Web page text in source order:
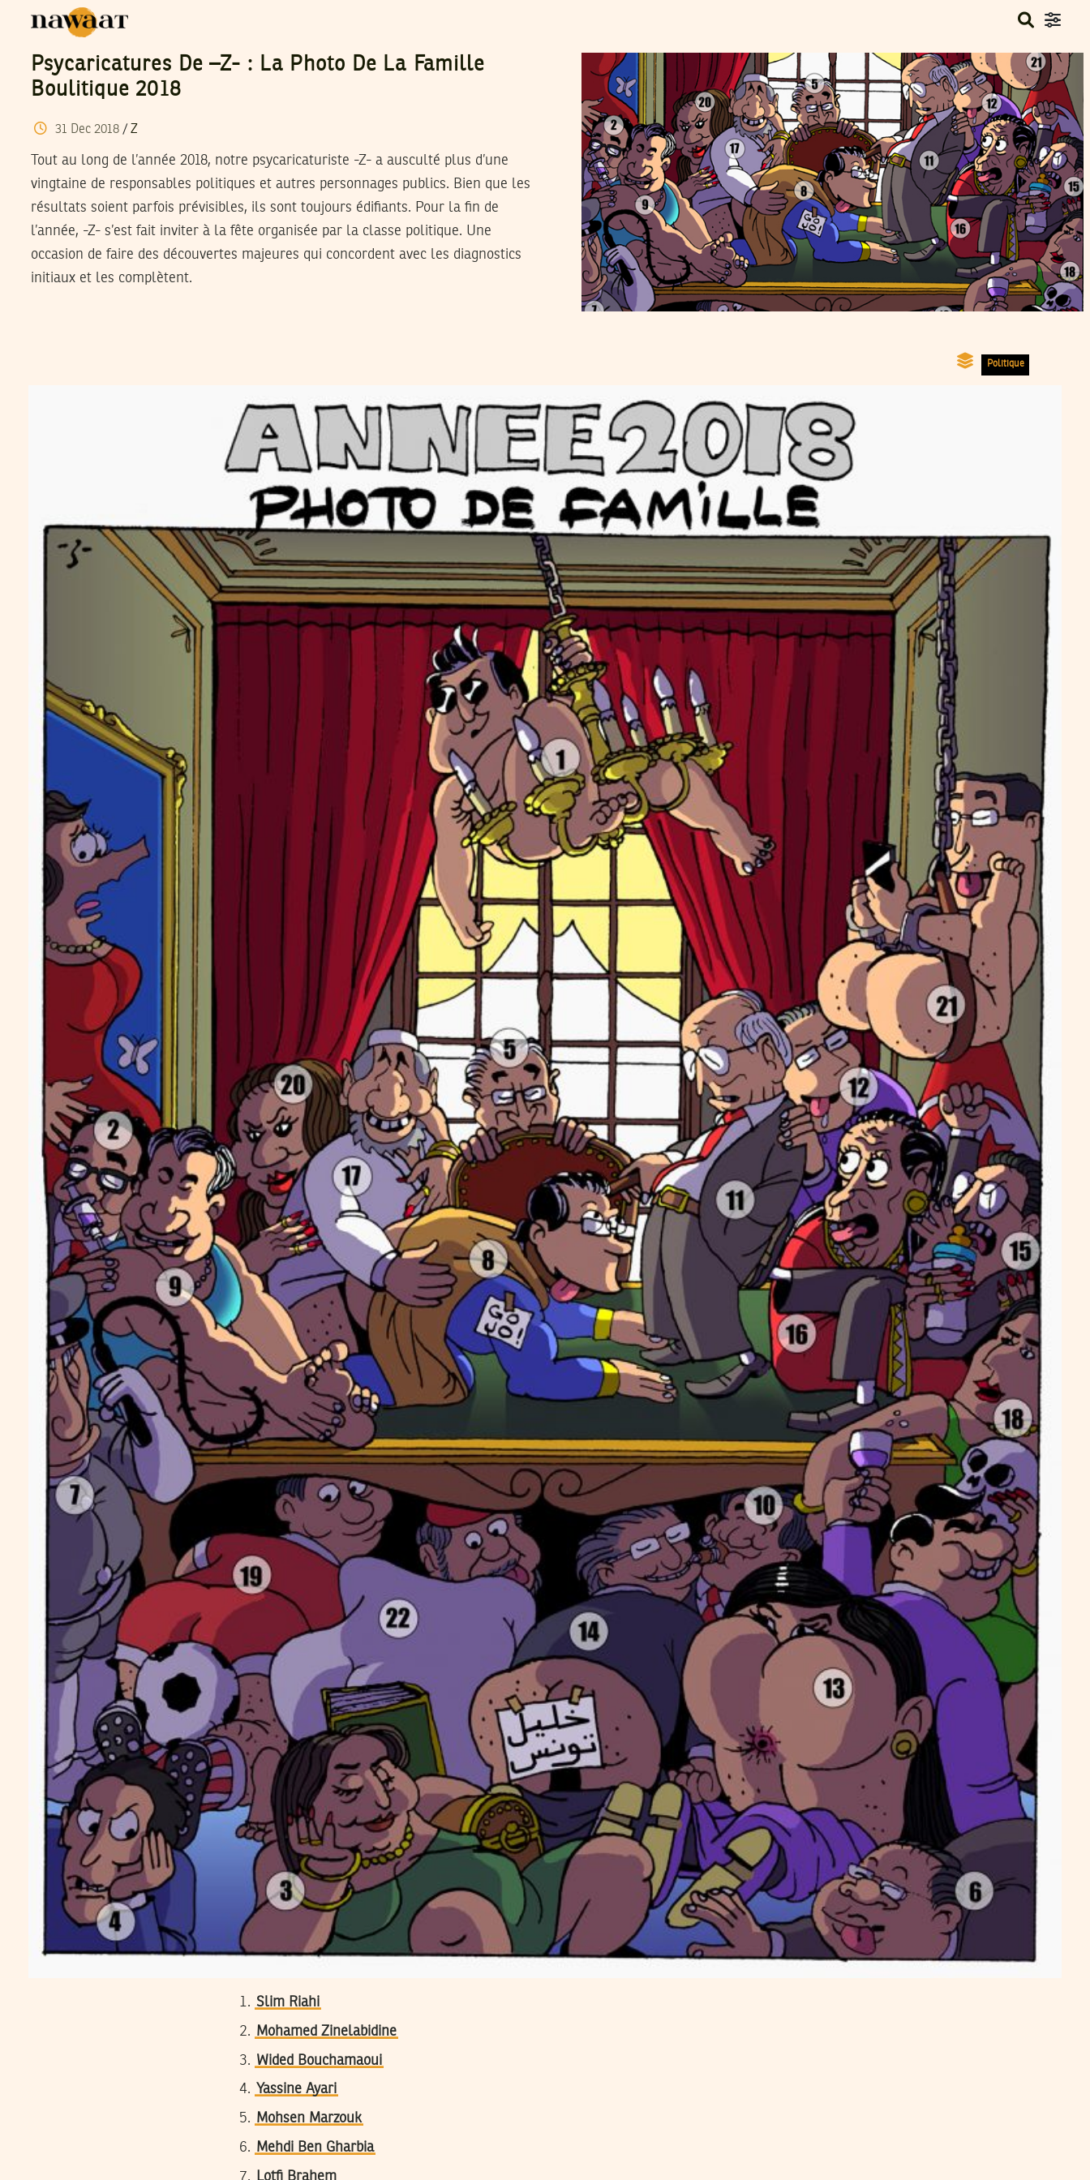
Psycaricatures De –Z- : La Photo De La Famille
Boulitique 2018
31 Dec 2018/ Z
Tout au long de l’année 2018, notre psycaricaturiste -Z- a ausculté plus d’une
vingtaine de responsables politiques et autres personnages publics. Bien que les
résultats soient parfois prévisibles, ils sont toujours édifiants. Pour la fin de
l’année, -Z- s’est fait inviter à la fête organisée par la classe politique. Une
occasion de faire des découvertes majeures qui concordent avec les diagnostics
initiaux et les complètent.
Politique
Slim Riahi
Mohamed Zinelabidine
Wided Bouchamaoui
Yassine Ayari
Mohsen Marzouk
Mehdi Ben Gharbia
Lotfi Brahem